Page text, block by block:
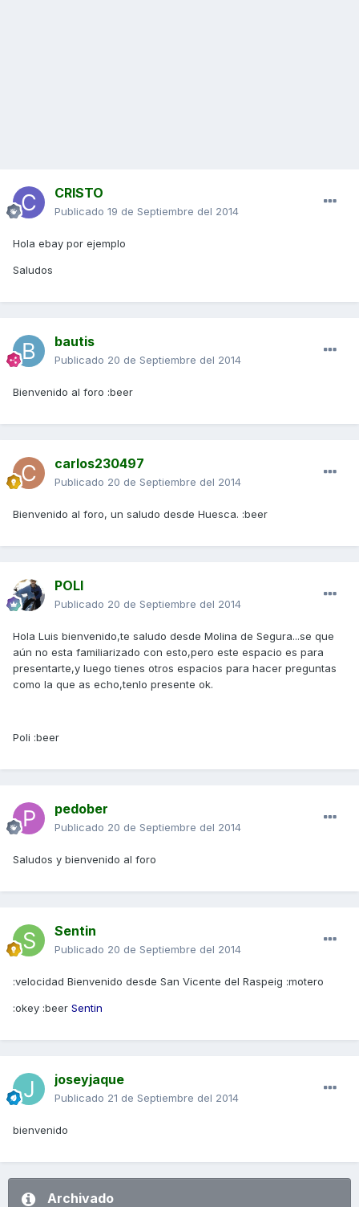
CRISTO
Publicado 19 de Septiembre del 2014
Hola ebay por ejemplo
Saludos
bautis
Publicado 20 de Septiembre del 2014
Bienvenido al foro :beer
carlos230497
Publicado 20 de Septiembre del 2014
Bienvenido al foro, un saludo desde Huesca. :beer
POLI
Publicado 20 de Septiembre del 2014
Hola Luis bienvenido,te saludo desde Molina de Segura...se que
aún no esta familiarizado con esto,pero este espacio es para
presentarte,y luego tienes otros espacios para hacer preguntas
como la que as echo,tenlo presente ok.
Poli :beer
pedober
Publicado 20 de Septiembre del 2014
Saludos y bienvenido al foro
Sentin
Publicado 20 de Septiembre del 2014
:velocidad Bienvenido desde San Vicente del Raspeig :motero
:okey :beer Sentin
joseyjaque
Publicado 21 de Septiembre del 2014
bienvenido
Archivado